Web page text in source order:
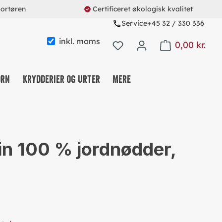
Certificeret økologisk kvalitet
Service+45 32 / 330 336
inkl. moms 0,00 kr.
Shopping cart
Krydderier og urter Mere
SLIK OG SNACKS
SØDEMIDDEL
100 % jordnødder,